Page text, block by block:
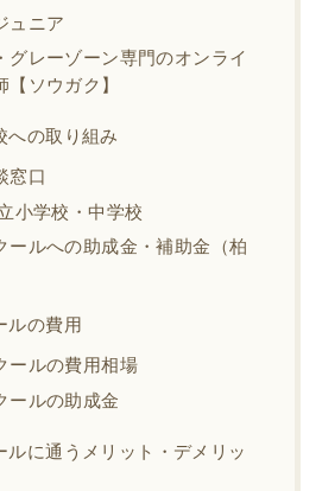
ュニア
グレーゾーン専門のオンライ
【ソウガク】
への取り組み
窓口
小学校・中学校
ールへの助成金・補助金（柏
ルの費用
ールの費用相場
ールの助成金
ルに通うメリット・デメリッ